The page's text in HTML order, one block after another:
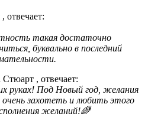
, отвечает:
такая достаточно
буквально в последний
Стюарт , отвечает:
руках! Под Новый год, желания
захотеть и любить этого
желаний!🌈